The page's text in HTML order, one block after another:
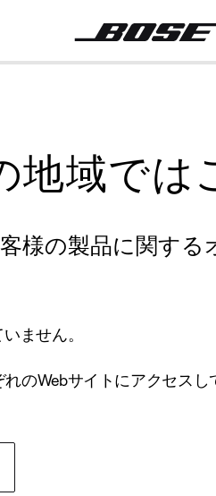
地域では
様の製品に関する
ません。
のWebサイトにアクセス